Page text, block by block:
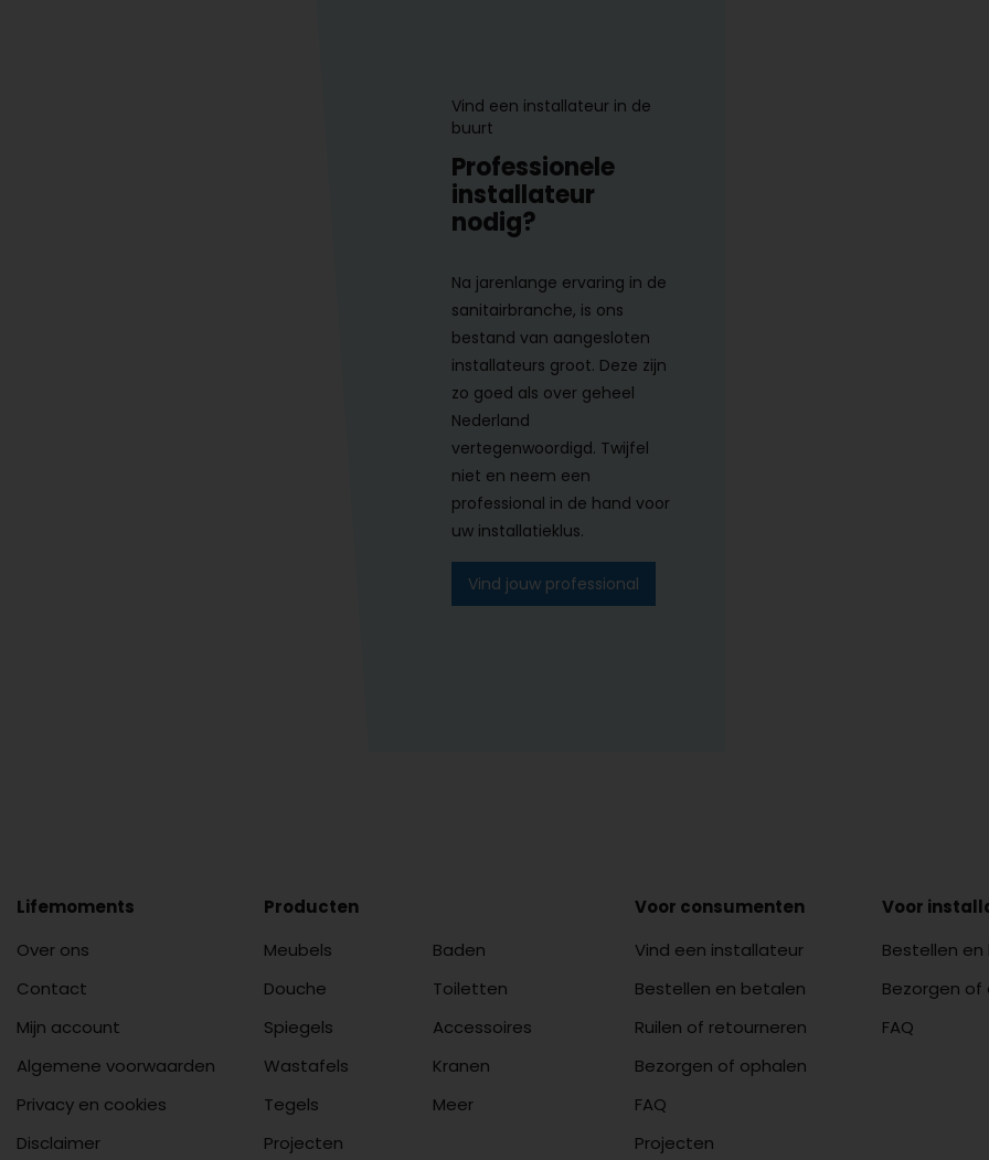
Vind een installateur in de
buurt
Professionele
installateur
nodig?
Na jarenlange ervaring in de
sanitairbranche, is ons
bestand van aangesloten
installateurs groot. Deze zijn
zo goed als over geheel
Nederland
vertegenwoordigd. Twijfel
niet en neem een
professional in de hand voor
uw installatieklus.
Vind jouw professional
Lifemoments
Over ons
Contact
Mijn account
Algemene voorwaarden
Privacy en cookies
Disclaimer
Producten
Meubels
Baden
Douche
Toiletten
Spiegels
Accessoires
Wastafels
Kranen
Tegels
Meer
Projecten
Voor consumenten
Vind een installateur
Bestellen en betalen
Ruilen of retourneren
Bezorgen of ophalen
FAQ
Projecten
Voor
Bestellen
Bezorgen of
FAQ